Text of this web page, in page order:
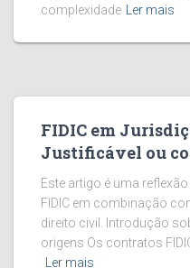
complexidade Ler mais
FIDIC em
Justificável ou
Este artigo é uma
FIDIC em combinação
direito civil. Introdução
origens Os contratos
Ler mais